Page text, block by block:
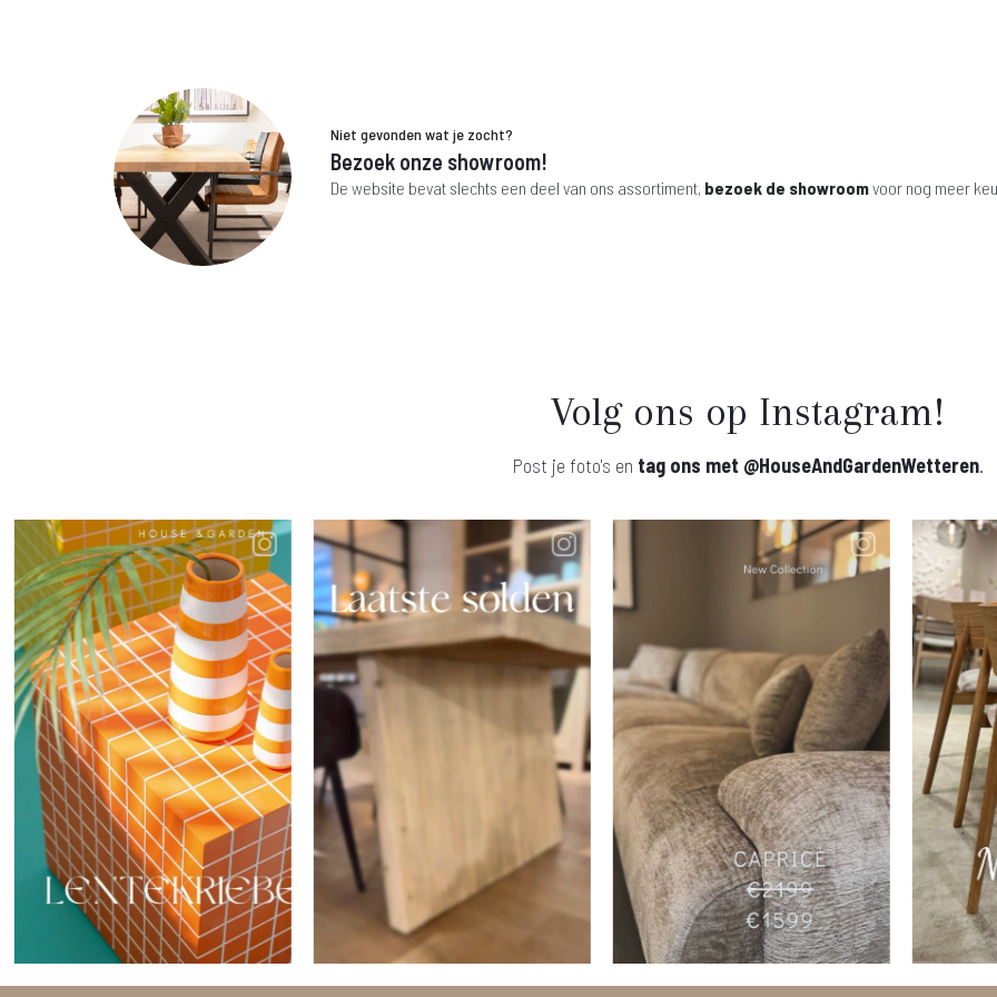
Niet gevonden wat je zocht?
Bezoek onze showroom!
De website bevat slechts een deel van ons assortiment, bezoek de showroomvoor nog meer
Volg ons op Instagram!
Post je foto's en tag ons met @HouseAndGardenWetteren.